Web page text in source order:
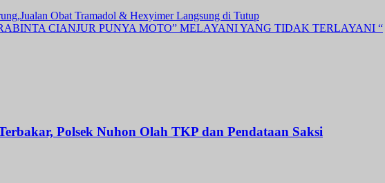
Obat Tramadol & Hexyimer Langsung di Tutup
CIANJUR PUNYA MOTO” MELAYANI YANG TIDAK TERLAYANI “
Polsek Nuhon Olah TKP dan Pendataan Saksi